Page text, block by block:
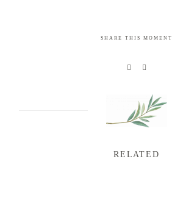
SHARE THIS MOMENT
RELATED